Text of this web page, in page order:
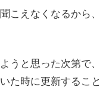
こえなくなるから、
うと思った次第で、
た時に更新すること